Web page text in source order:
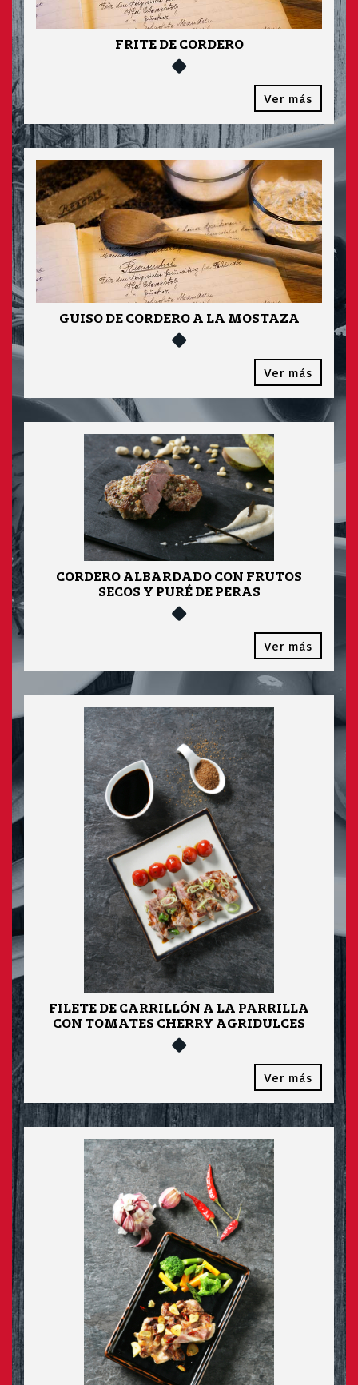
FRITE DE CORDERO
Ver más
GUISO DE CORDERO A LA MOSTAZA
Ver más
CORDERO ALBARDADO CON FRUTOS
SECOS Y PURÉ DE PERAS
Ver más
FILETE DE CARRILLÓN A LA PARRILLA
CON TOMATES CHERRY AGRIDULCES
Ver más